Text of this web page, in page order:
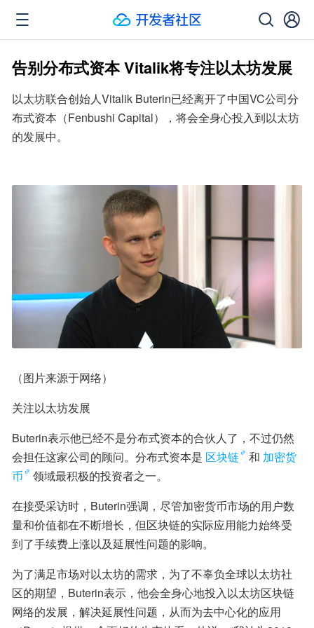
告别分布式资本 Vitalik将专注以太坊发展
以太坊联合创始人Vitalik Buterin已经离开了中国VC公司分
布式资本（Fenbushi Capital），将会全身心投入到以太坊
的发展中。
（图片来源于网络）
关注以太坊发展
Buterin表示他已经不是分布式资本的合伙人了，不过仍然
会担任这家公司的顾问。分布式资本是 区块链 和 加密货
币
领域最积极的投资者之一。
在接受采访时，Buterin强调，尽管加密货币市场的用户数
量和价值都在不断增长，但区块链的实际应用能力始终受
到了手续费上涨以及延展性问题的影响。
为了满足市场对以太坊的需求，为了不辜负全球以太坊社
区的期望，Buterin表示，他会全身心地投入以太坊区块链
网络的发展，解决延展性问题，从而为去中心化的应用